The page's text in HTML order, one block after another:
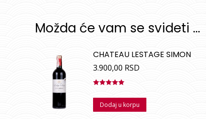
Možda će vam se svideti …
CHATEAU LESTAGE SIMON
3.900,00 RSD
sa5.00od
Dodaj u korpu